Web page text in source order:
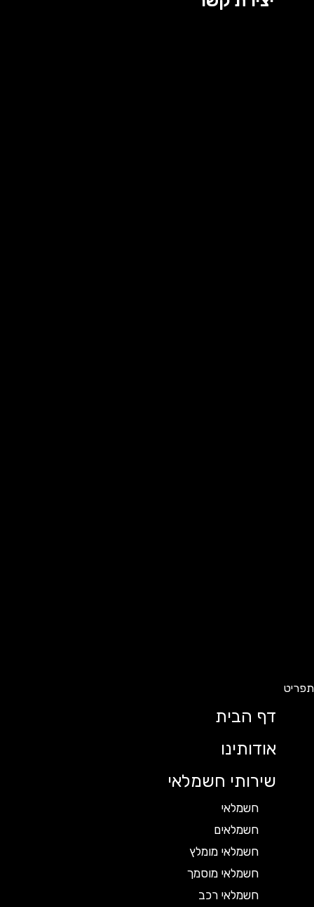
דף הבית
אודותינו
שירותי חשמלאי
חשמלאי
חשמלאים
חשמלאי מומלץ
חשמלאי מוסמך
חשמלאי רכב